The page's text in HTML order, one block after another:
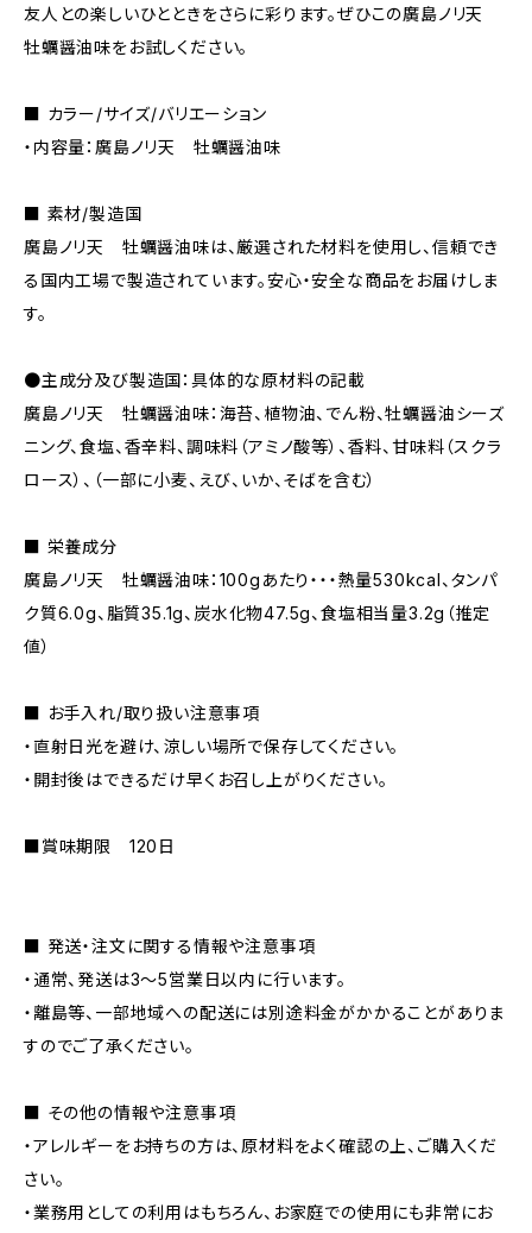
友人との楽しいひとときをさらに彩ります。ぜひこの廣島ノリ天
牡蠣醤油味をお試しください。
■ カラー/サイズ/バリエーション
・内容量：廣島ノリ天 牡蠣醤油味
■ 素材/製造国
廣島ノリ天 牡蠣醤油味は、厳選された材料を使用し、信頼でき
る国内工場で製造されています。安心・安全な商品をお届けしま
す。
●主成分及び製造国：具体的な原材料の記載
廣島ノリ天 牡蠣醤油味：海苔、植物油、でん粉、牡蠣醤油シーズ
ニング、食塩、香辛料、調味料（アミノ酸等）、香料、甘味料（スクラ
ロース）、（一部に小麦、えび、いか、そばを含む）
■ 栄養成分
廣島ノリ天 牡蠣醤油味：100gあたり・・・熱量530kcal、タンパ
ク質6.0g、脂質35.1g、炭水化物47.5g、食塩相当量3.2g（推定
値）
■ お手入れ/取り扱い注意事項
・直射日光を避け、涼しい場所で保存してください。
・開封後はできるだけ早くお召し上がりください。
■賞味期限 120日
■ 発送・注文に関する情報や注意事項
・通常、発送は3～5営業日以内に行います。
・離島等、一部地域への配送には別途料金がかかることがありま
すのでご了承ください。
■ その他の情報や注意事項
・アレルギーをお持ちの方は、原材料をよく確認の上、ご購入くだ
さい。
・業務用としての利用はもちろん、お家庭での使用にも非常にお